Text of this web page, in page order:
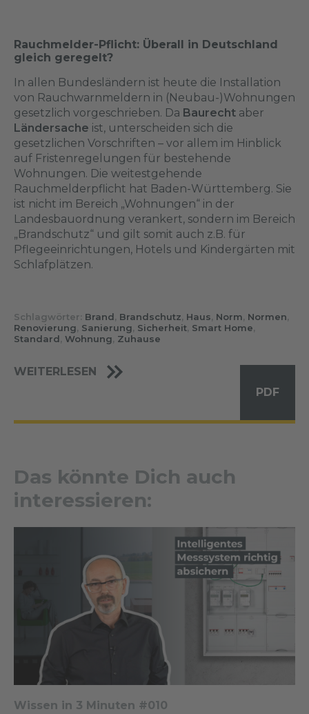
Rauchmelder-Pflicht: Überall in Deutschland
gleich geregelt?
In allen Bundesländern ist heute die Installation
von Rauchwarnmeldern in (Neubau-)Wohnungen
gesetzlich vorgeschrieben. Da Baurecht aber
Ländersache ist, unterscheiden sich die
gesetzlichen Vorschriften – vor allem im Hinblick
auf Fristenregelungen für bestehende
Wohnungen. Die weitestgehende
Rauchmelderpflicht hat Baden-Württemberg. Sie
ist nicht im Bereich „Wohnungen“ in der
Landesbauordnung verankert, sondern im Bereich
„Brandschutz“ und gilt somit auch z.B. für
Pflegeeinrichtungen, Hotels und Kindergärten mit
Schlafplätzen.
Schlagwörter: Brand, Brandschutz, Haus, Norm, Normen,
Renovierung, Sanierung, Sicherheit, Smart Home,
Standard, Wohnung, Zuhause
WEITERLESEN
PDF
Das könnte Dich auch
interessieren:
Wissen in 3 Minuten #010